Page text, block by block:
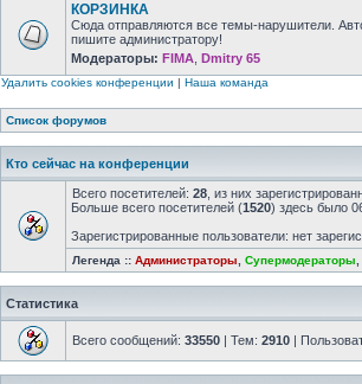
КОРЗИНКА
Сюда отправляются все темы-нарушители.
пишите администратору!
Модераторы: FIMA Dmitry 65
Удалить cookies конференции | Наша команда
Список форумов
Кто сейчас на конференции
Всего посетителей: 28 , из них
Больше всего посетителей (1520) здесь было
Зарегистрированные пользователи: нет
Легенда :: Администраторы Супермодераторы
Статистика
Всего сообщений: 33550 | Тем: 2910 |